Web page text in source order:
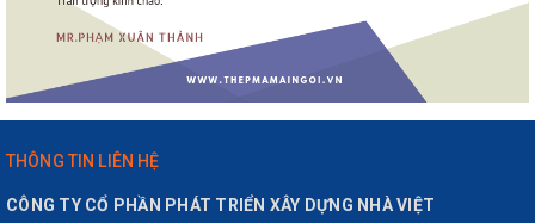
THÔNG TIN LIÊN HỆ
CÔNG TY CỔ PHẦN PHÁT TRIỂN XÂY DỰNG NHÀ VIỆT